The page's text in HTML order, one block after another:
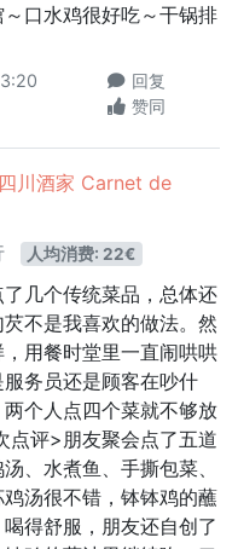
口水鸡很好吃～干锅排
回复
赞同
川酒家 Carnet de
人均消费: 22€
几个传统菜品，总体还
不是我喜欢的做法。然
用餐时堂里一直闹哄哄
务员还是顾客在吵什
个人点四个菜就不够放
点评>朋友聚会点了五道
、水煮鱼、手撕包菜、
汤很不错，钵钵鸡的蘸
得舒服，朋友还自创了